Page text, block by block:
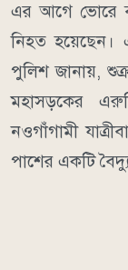
এর আগে ভোরে
নিহত
পুলিশ জানায়,
মহাসড়কের
নওগাঁগামী
পাশের একটি